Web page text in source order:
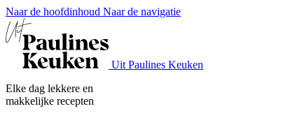
Naar de hoofdinhoud Naar de navigatie
Uit Paulines Keuken
Elke dag lekkere en
makkelijke recepten